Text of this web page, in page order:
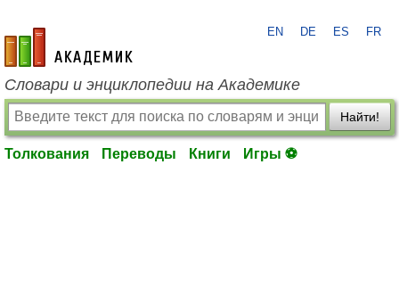
academic.ru
EN DE ES FR
Словари и энциклопедии на Академике
Найти!
Толкования Переводы Книги Игры ⚽